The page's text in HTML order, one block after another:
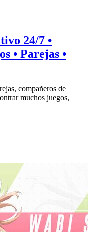
24/7 •
• Parejas •
compañeros de
muchos juegos,